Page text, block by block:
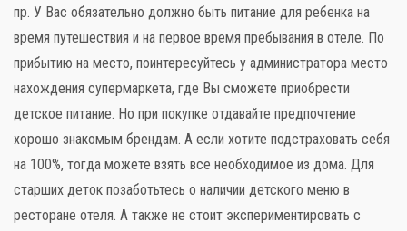
пр. У Вас обязательно должно быть питание для ребенка на
время путешествия и на первое время пребывания в отеле. По
прибытию на место, поинтересуйтесь у администратора место
нахождения супермаркета, где Вы сможете приобрести
детское питание. Но при покупке отдавайте предпочтение
хорошо знакомым брендам. А если хотите подстраховать себя
на 100%, тогда можете взять все необходимое из дома. Для
старших деток позаботьтесь о наличии детского меню в
ресторане отеля. А также не стоит экспериментировать с